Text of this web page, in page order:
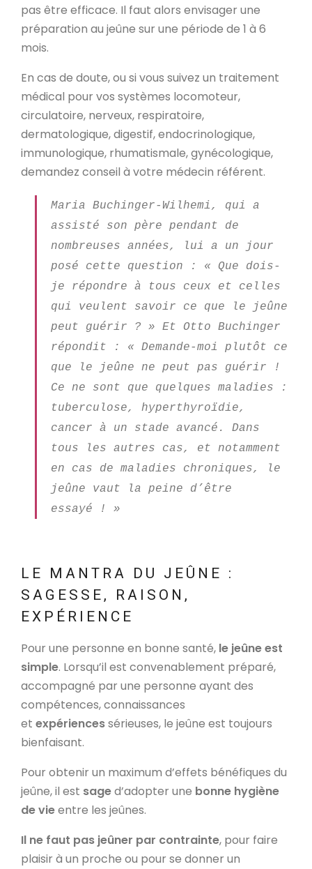
pas être efficace. Il faut alors envisager une
préparation au jeûne sur une période de 1 à 6
mois.
En cas de doute, ou si vous suivez un traitement
médical pour vos systèmes locomoteur,
circulatoire, nerveux, respiratoire,
dermatologique, digestif, endocrinologique,
immunologique, rhumatismale, gynécologique,
demandez conseil à votre médecin référent.
Maria Buchinger-Wilhemi, qui a
assisté son père pendant de
nombreuses années, lui a un jour
posé cette question : « Que dois-
je répondre à tous ceux et celles
qui veulent savoir ce que le jeûne
peut guérir ? » Et Otto Buchinger
répondit : « Demande-moi plutôt ce
que le jeûne ne peut pas guérir !
Ce ne sont que quelques maladies :
tuberculose, hyperthyroïdie,
cancer à un stade avancé. Dans
tous les autres cas, et notamment
en cas de maladies chroniques, le
jeûne vaut la peine d’être
essayé ! »
LE MANTRA DU JEÛNE :
SAGESSE, RAISON,
EXPÉRIENCE
Pour une personne en bonne santé, le jeûne est
simple. Lorsqu’il est convenablement préparé,
accompagné par une personne ayant des
compétences, connaissances
et expériencessérieuses, le jeûne est toujours
bienfaisant.
Pour obtenir un maximum d’effets bénéfiques du
jeûne, il est saged’adopter une bonne hygiène
de vieentre les jeûnes.
Il ne faut pas jeûner par contrainte, pour faire
plaisir à un proche ou pour se donner un